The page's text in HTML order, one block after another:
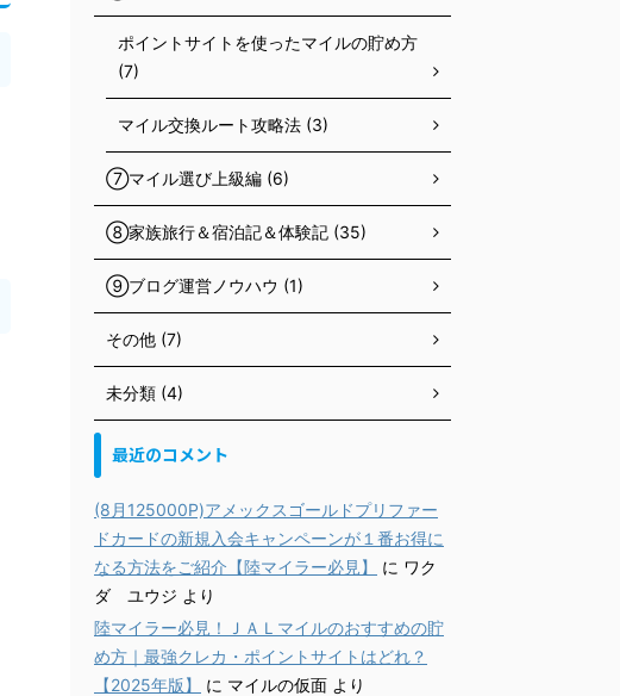
ポイントサイトを使ったマイルの貯め方
(7)
マイル交換ルート攻略法 (3)
⑦マイル選び上級編 (6)
⑧家族旅行＆宿泊記＆体験記 (35)
⑨ブログ運営ノウハウ (1)
その他 (7)
未分類 (4)
最近のコメント
(8月125000P)アメックスゴールドプリファー
ドカードの新規入会キャンペーンが１番お得に
なる方法をご紹介【陸マイラー必見】
に ワク
ダ ユウジ より
陸マイラー必見！ＪＡＬマイルのおすすめの貯
め方｜最強クレカ・ポイントサイトはどれ？
【2025年版】
に マイルの仮面 より